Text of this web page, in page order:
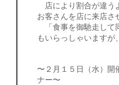
店により割合が違う
お客さんを店に来店さ
「食事を御馳走して
もいらっしゃいますが
〜２月１５日（水）開
ナー〜